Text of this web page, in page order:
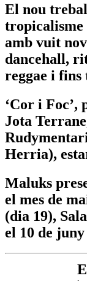
El nou
tropicalisme
amb vuit
dancehall,
reggae i fins
‘Cor i
Jota
Herria),
Maluks
el mes de
(dia 19),
el 10 de